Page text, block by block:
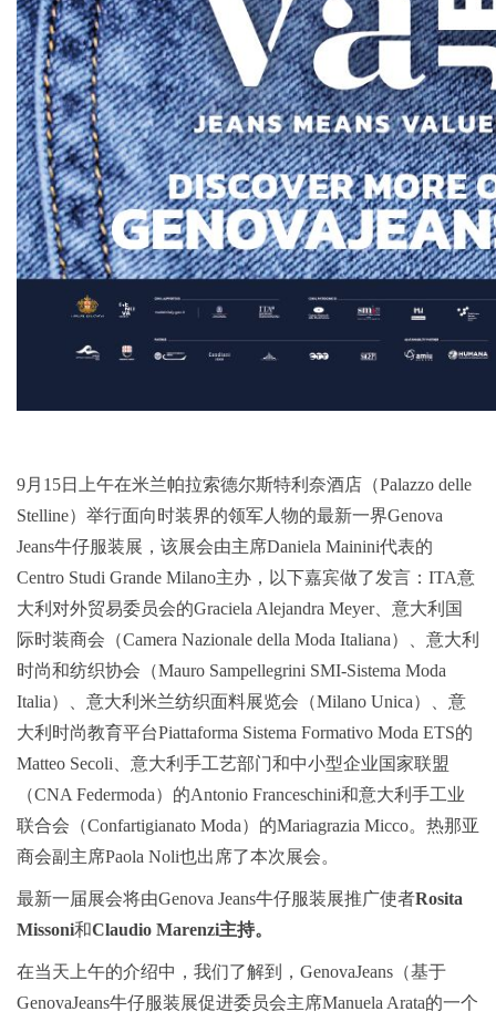
9月15日上午在米兰帕拉索德尔斯特利奈酒店（Palazzo delle
Stelline）举行面向时装界的领军人物的最新一界Genova
Jeans牛仔服装展，该展会由主席Daniela Mainini代表的
Centro Studi Grande Milano主办，以下嘉宾做了发言：ITA意
大利对外贸易委员会的Graciela Alejandra Meyer、意大利国
际时装商会（Camera Nazionale della Moda Italiana）、意大利
时尚和纺织协会（Mauro Sampellegrini SMI-Sistema Moda
Italia）、意大利米兰纺织面料展览会（Milano Unica）、意
大利时尚教育平台Piattaforma Sistema Formativo Moda ETS的
Matteo Secoli、意大利手工艺部门和中小型企业国家联盟
（CNA Federmoda）的Antonio Franceschini和意大利手工业
联合会（Confartigianato Moda）的Mariagrazia Micco。热那亚
商会副主席Paola Noli也出席了本次展会。
最新一届展会将由Genova Jeans牛仔服装展推广使者Rosita
Missoni和Claudio Marenzi主持。
在当天上午的介绍中，我们了解到，GenovaJeans（基于
GenovaJeans牛仔服装展促进委员会主席Manuela Arata的一个